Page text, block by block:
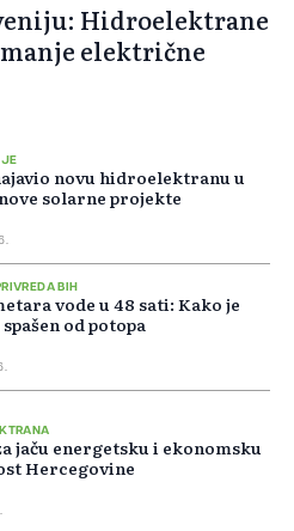
Hidroelektrane
električne
novu hidroelektranu u
solarne projekte
BIH
vode u 48 sati: Kako je
od potopa
jaču energetsku i ekonomsku
Hercegovine